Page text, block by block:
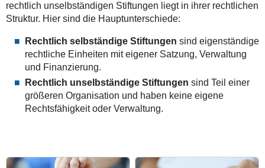
rechtlich unselbständigen Stiftungen liegt in ihrer rechtlichen
Struktur. Hier sind die Hauptunterschiede:
Rechtlich selbständige Stiftungen sind eigenständige
rechtliche Einheiten mit eigener Satzung, Verwaltung
und Finanzierung.
Rechtlich unselbständige Stiftungen sind Teil einer
größeren Organisation und haben keine eigene
Rechtsfähigkeit oder Verwaltung.